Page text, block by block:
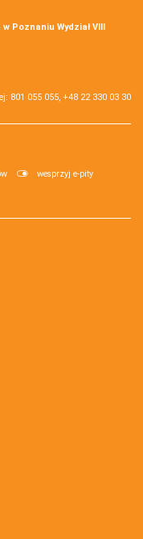
Poznaniu Wydział VIII
801 055 055, +48 22 330 03 30
wesprzyj e-pity